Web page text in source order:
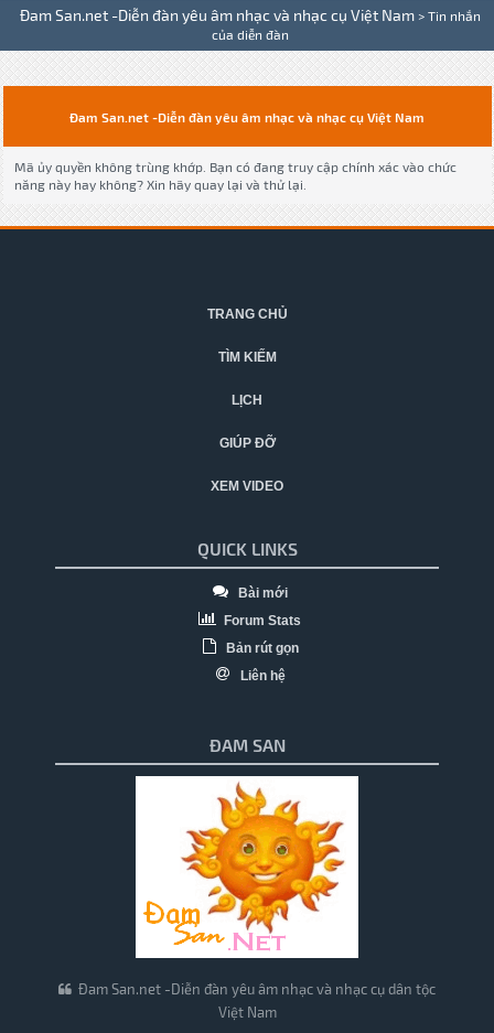
Đam San.net -Diễn đàn yêu âm nhạc và nhạc cụ Việt Nam > Tin nhắn
của diễn đàn
Đam San.net -Diễn đàn yêu âm nhạc và nhạc cụ Việt Nam
Mã ủy quyền không trùng khớp. Bạn có đang truy cập chính xác vào chức
năng này hay không? Xin hãy quay lại và thử lại.
TRANG CHỦ
TÌM KIẾM
LỊCH
GIÚP ĐỠ
XEM VIDEO
QUICK LINKS
Bài mới
Forum Stats
Bản rút gọn
Liên hệ
ĐAM SAN
Đam San.net -Diễn đàn yêu âm nhạc và nhạc cụ dân tộc
Việt Nam